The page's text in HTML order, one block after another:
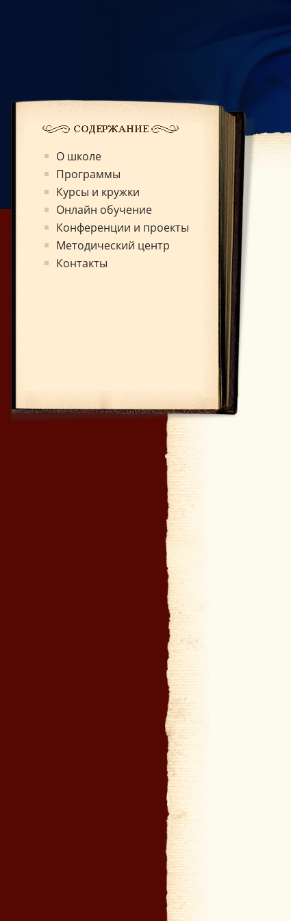
О школе
Программы
Курсы и кружки
Онлайн обучение
Конференции и проекты
Методический центр
Контакты